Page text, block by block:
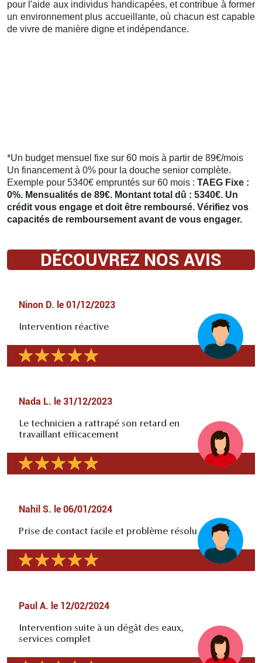
pour l'aide aux individus handicapées, et contribue à former
un environnement plus accueillante, où chacun est capable
de vivre de manière digne et indépendance.
*Un budget mensuel fixe sur 60 mois à partir de 89€/mois
Un financement à 0% pour la douche senior complète.
Exemple pour 5340€ empruntés sur 60 mois : TAEG Fixe :
0%. Mensualités de 89€. Montant total dû : 5340€. Un
crédit vous engage et doit être remboursé. Vérifiez vos
capacités de remboursement avant de vous engager.
DÉCOUVREZ NOS AVIS
Ninon D. le 01/12/2023
Intervention réactive
Nada L. le 31/12/2023
Le technicien a rattrapé son retard en
travaillant efficacement
Nahil S. le 06/01/2024
Prise de contact facile et problème résolu
Paul A. le 12/02/2024
Intervention suite à un dégât des eaux,
services complet